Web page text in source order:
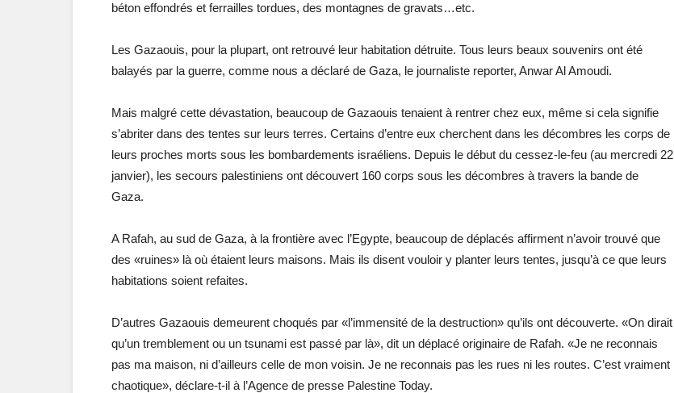
béton effondrés et ferrailles tordues, des montagnes de gravats…etc.
Les Gazaouis, pour la plupart, ont retrouvé leur habitation détruite. Tous leurs beaux souvenirs ont été
balayés par la guerre, comme nous a déclaré de Gaza, le journaliste reporter, Anwar Al Amoudi.
Mais malgré cette dévastation, beaucoup de Gazaouis tenaient à rentrer chez eux, même si cela signifie
s’abriter dans des tentes sur leurs terres. Certains d’entre eux cherchent dans les décombres les corps de
leurs proches morts sous les bombardements israéliens. Depuis le début du cessez-le-feu (au mercredi 22
janvier), les secours palestiniens ont découvert 160 corps sous les décombres à travers la bande de
Gaza.
A Rafah, au sud de Gaza, à la frontière avec l’Egypte, beaucoup de déplacés affirment n’avoir trouvé que
des «ruines» là où étaient leurs maisons. Mais ils disent vouloir y planter leurs tentes, jusqu’à ce que leurs
habitations soient refaites.
D’autres Gazaouis demeurent choqués par «l’immensité de la destruction» qu’ils ont découverte. «On dirait
qu’un tremblement ou un tsunami est passé par là», dit un déplacé originaire de Rafah. «Je ne reconnais
pas ma maison, ni d’ailleurs celle de mon voisin. Je ne reconnais pas les rues ni les routes. C’est vraiment
chaotique», déclare-t-il à l’Agence de presse Palestine Today.